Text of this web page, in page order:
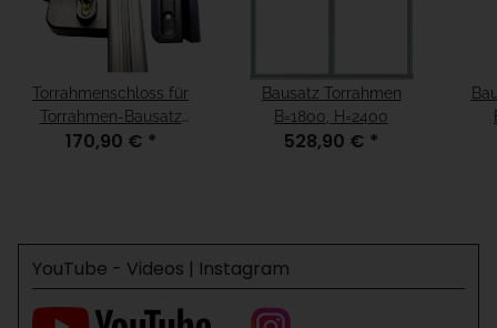
Torrahmenschloss für
Torrahmen-Bausatz
50mm - Komplett
170,90 € *
Bausatz Torrahmen
B=1800, H=2400
528,90 € *
YouTube - Videos | Instagram